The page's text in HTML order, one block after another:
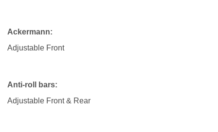
Ackermann:
Adjustable Front
Anti-roll bars:
Adjustable Front & Rear